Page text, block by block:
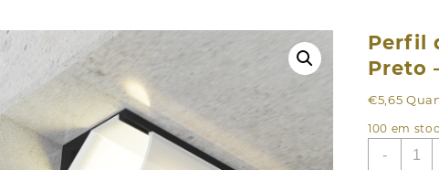
Perfil
Preto
€5,65
100 em
-